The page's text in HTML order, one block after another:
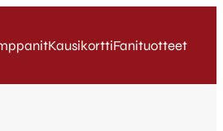
KausikorttiFanituotteet